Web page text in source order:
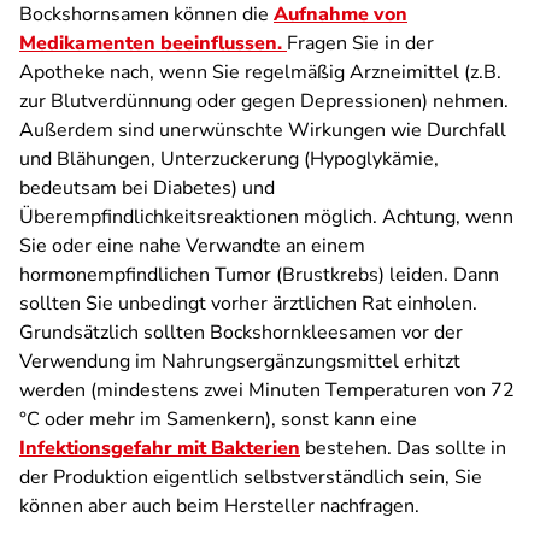
Bockshornsamen können die Aufnahme von
Medikamenten beeinflussen. Fragen Sie in der
Apotheke nach, wenn Sie regelmäßig Arzneimittel (z.B.
zur Blutverdünnung oder gegen Depressionen) nehmen.
Außerdem sind unerwünschte Wirkungen wie Durchfall
und Blähungen, Unterzuckerung (Hypoglykämie,
bedeutsam bei Diabetes) und
Überempfindlichkeitsreaktionen möglich. Achtung, wenn
Sie oder eine nahe Verwandte an einem
hormonempfindlichen Tumor (Brustkrebs) leiden. Dann
sollten Sie unbedingt vorher ärztlichen Rat einholen.
Grundsätzlich sollten Bockshornkleesamen vor der
Verwendung im Nahrungsergänzungsmittel erhitzt
werden (mindestens zwei Minuten Temperaturen von 72
°C oder mehr im Samenkern), sonst kann eine
Infektionsgefahr mit Bakterien bestehen. Das sollte in
der Produktion eigentlich selbstverständlich sein, Sie
können aber auch beim Hersteller nachfragen.